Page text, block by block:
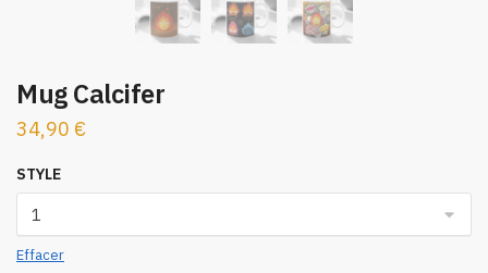
Mug Calcifer
34,90 €
STYLE
Effacer